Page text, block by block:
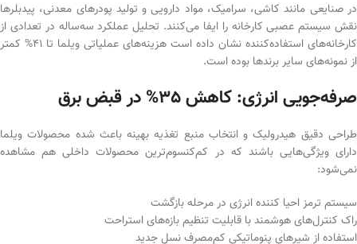
در صنایعی مانند کاشی، سرامیک، مواد دارویی و تولید پودرهای معدنی، پیدبلرها
نقش سیستم عصبی کارخانه را ایفا می‌کنند. تحلیل عملکرد سه‌ساله در تعدادی از
کارخانه‌های استفاده‌کننده نشان داده است هزینه‌های عملیاتی ویلما تا 41% کمتر
از نمونه‌های سایر برندها بوده است.
صرفه‌جویی انرژی: کاهش 35% در قبض برق
طراحی دقیق هیدرولیک و انتخاب منبع تغذیه بهینه باعث شده محصولات ویلما
دارای ویژگی‌هایی باشند که در کم‌کنسوم‌ترین محصولات داخلی هم مشاهده
نمی‌شود:
سیستم ترمز احیا کننده انرژی در مرحله بازگشت
راک کنترل‌های هوشمند با قابلیت تنظیم بازه‌های استراحت
استفاده از شیرهای پنوماتیکی کم‌مصرف نسل جدید